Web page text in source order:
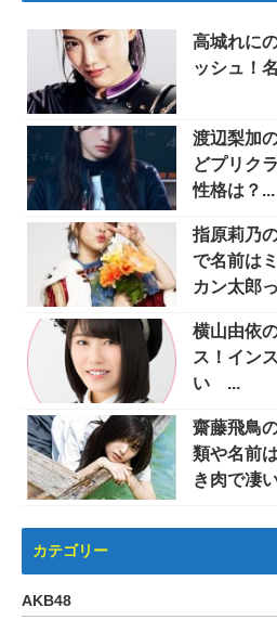
高城れに
ッシュ！
渡辺梨加
どプリク
性格は？...
指原莉乃
で名前は
カン太郎
横山由依
ス！イン
い ...
齋藤飛鳥
類や名前
き肉で凄
カテゴリー
AKB48